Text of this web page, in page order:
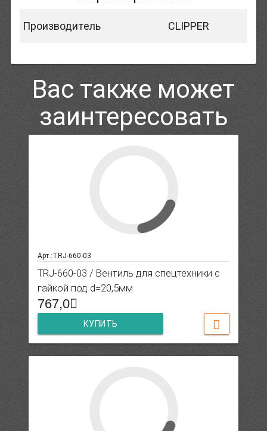
Производитель CLIPPER
Вас также может
заинтересовать
Арт.:TRJ-660-03
TRJ-660-03 / Вентиль для спецтехники с
гайкой под d=20,5мм
767,0
КУПИТЬ